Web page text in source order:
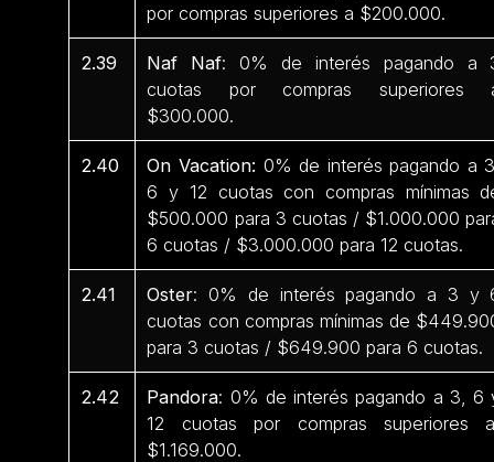
por compras superiores a $200.000.
2.39 Naf Naf: 0% de interés pagando a
cuotas por compras superiores
$300.000.
2.40 On Vacation: 0% de interés pagando a
6 y 12 cuotas con compras mínimas
$500.000 para 3 cuotas / $1.000.000
6 cuotas / $3.000.000 para 12 cuotas.
2.41 Oster: 0% de interés pagando a 3 y
cuotas con compras mínimas de
para 3 cuotas / $649.900 para 6 cuotas.
2.42 Pandora: 0% de interés pagando a 3, 6
12 cuotas por compras superiores
$1.169.000.